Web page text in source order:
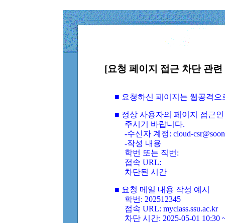
[요청 페이지 접근 차단 관
■ 요청하신 페이지는 웹공격
■ 정상 사용자의 페이지 접근
주시기 바랍니다.
-수신자 계정: cloud-
-작성 내용
학번 또는 직번:
접속 URL:
차단된 시간
■ 요청 메일 내용 작성 예시
학번: 202512345
접속 URL: myclass.ssu.ac.kr
차단 시간: 2025-05-01 10:30